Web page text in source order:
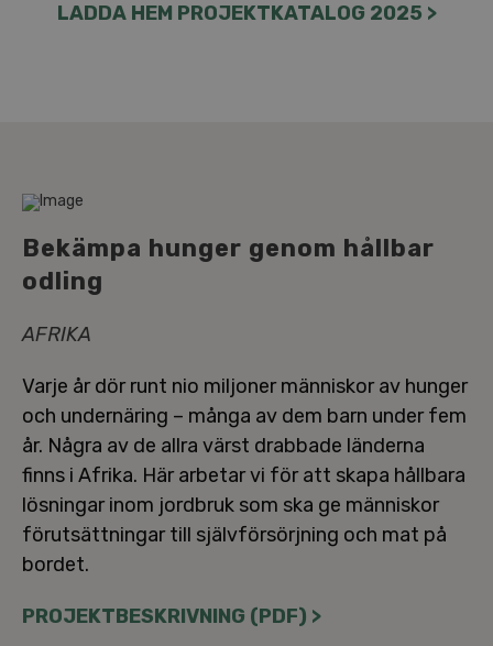
LADDA HEM PRO­JEKT­KA­TA­LOG 2025 >
Bekämpa hunger genom hållbar
odling
AFRIKA
Varje år dör runt nio miljoner människor av hunger
och un­der­nä­ring – många av dem barn under fem
år. Några av de allra värst drabbade länderna
finns i Afrika. Här arbetar vi för att skapa hållbara
lösningar inom jordbruk som ska ge människor
för­ut­sätt­ning­ar till själv­för­sörj­ning och mat på
bordet.
PRO­JEKT­BE­SKRIV­NING (PDF) >